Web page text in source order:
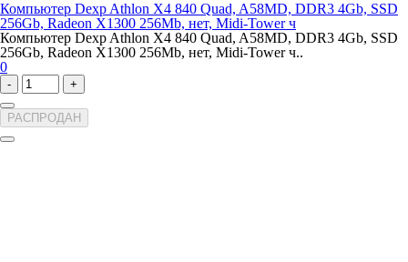
Компьютер Dexp Athlon X4 840 Quad, A58MD, DDR3 4Gb, SSD
256Gb, Radeon X1300 256Mb, нет, Midi-Tower ч
Компьютер Dexp Athlon X4 840 Quad, A58MD, DDR3 4Gb, SSD
256Gb, Radeon X1300 256Mb, нет, Midi-Tower ч..
0
- +
РАСПРОДАН